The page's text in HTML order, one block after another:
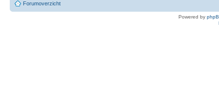
Forumoverzicht
Powered by